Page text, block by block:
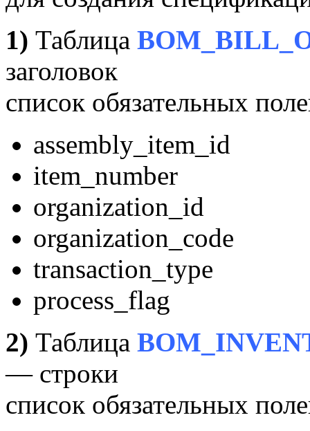
1) Таблица
заголовок
список обязательных
assembly_item_id
item_number
organization_id
organization_code
transaction_type
process_flag
2) Таблица
— строки
список обязательных